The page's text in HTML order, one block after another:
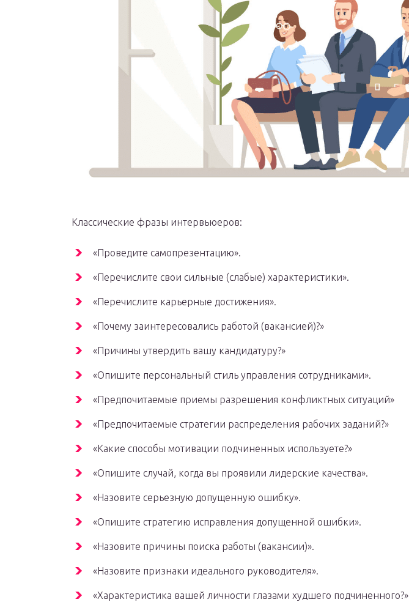
Классические фразы интервьюеров:
«Проведите самопрезентацию».
«Перечислите свои сильные (слабые) характеристики».
«Перечислите карьерные достижения».
«Почему заинтересовались работой (вакансией)?»
«Причины утвердить вашу кандидатуру?»
«Опишите персональный стиль управления сотрудниками».
«Предпочитаемые приемы разрешения конфликтных ситуаций»
«Предпочитаемые стратегии распределения рабочих заданий?»
«Какие способы мотивации подчиненных используете?»
«Опишите случай, когда вы проявили лидерские качества».
«Назовите серьезную допущенную ошибку».
«Опишите стратегию исправления допущенной ошибки».
«Назовите причины поиска работы (вакансии)».
«Назовите признаки идеального руководителя».
«Характеристика вашей личности глазами худшего подчиненного?»